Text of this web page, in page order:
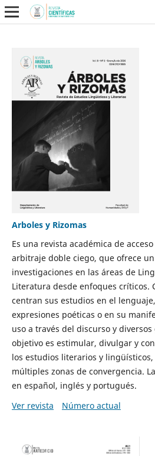
Arboles y Rizomas
Es una revista académica de
arbitraje doble ciego, que ofrece
investigaciones en las áreas de
Literatura desde enfoques críticos.
centran sus estudios en el
expresiones poéticas o en su
uso a través del discurso y
objetivo es estimular, divulgar y
los estudios literarios y lingüísticos,
múltiples zonas de convergencia.
en español, inglés y portugués.
Ver revista
Número actual